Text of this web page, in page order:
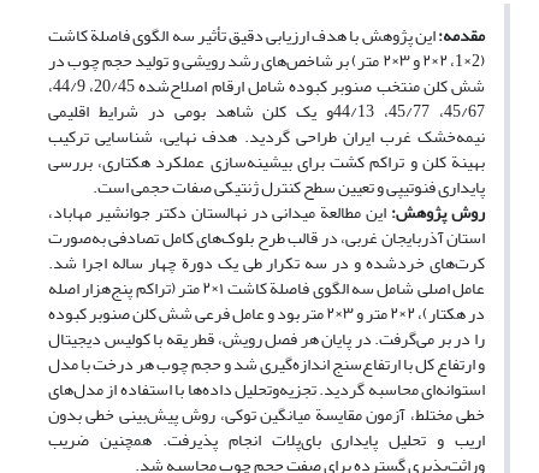
مقدمه:این پژوهش با هدف ارزیابی دقیق تأثیر سه الگوی فاصلة کاشت
(2×1، ۲×۲ و ۳×۲ متر) بر شاخص‌های رشد رویشی و تولید حجم چوب در
شش کلن منتخب صنوبر کبوده شامل ارقام اصلاح‌شده 20/45، 44/9،
45/67، 45/77، 44/13و یک کلن شاهد بومی در شرایط اقلیمی
نیمه‌خشک غرب ایران طراحی گردید. هدف نهایی، شناسایی ترکیب
بهینة کلن و تراکم کشت برای بیشینه‌سازی عملکرد هکتاری، بررسی
پایداری فنوتیپی و تعیین سطح کنترل ژنتیکی صفات حجمی است.
روش پژوهش:این مطالعة میدانی در نهالستان دکتر جوانشیر مهاباد،
استان آذربایجان غربی، در قالب طرح بلوک‌های کامل تصادفی به‌صورت
کرت‌های خردشده و در سه تکرار طی یک دورة چهار ساله اجرا شد.
عامل اصلی شامل سه الگوی فاصلة کاشت ۱×۲ متر (تراکم پنج‌هزار اصله
در هکتار)، ۲×۲ متر و ۳×۲ متر بود و عامل فرعی شش کلن صنوبر کبوده
را در بر می‌گرفت. در پایان هر فصل رویش، قطر یقه با کولیس دیجیتال
و ارتفاع کل با ارتفاع‌سنج اندازه‌گیری شد و حجم چوب هر درخت با مدل
استوانه‌ای محاسبه گردید. تجزیه‌وتحلیل داده‌ها با استفاده از مدل‌های
خطی مختلط، آزمون مقایسة میانگین توکی، روش پیش‌بینی خطی بدون
اریب و تحلیل پایداری بای‌پلات انجام پذیرفت. همچنین ضریب
وراثت‌پذیری گسترده برای صفت حجم چوب محاسبه شد.